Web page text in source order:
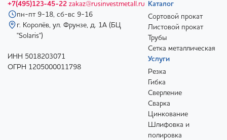
+7(495)123-45-22 zakaz@rusinvestmetall.ru
пн-пт 9-18, сб-вс 9-16
г. Королёв, ул. Фрунзе, д. 1А (БЦ
"Solaris")
ИНН 5018203071
ОГРН 1205000011798
Каталог
Сортовой прокат
Листовой прокат
Трубы
Сетка металлическая
Услуги
Резка
Гибка
Сверление
Сварка
Цинкование
Шлифовка и
полировка